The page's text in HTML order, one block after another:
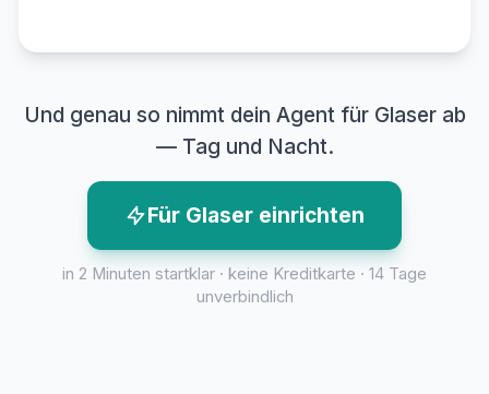
Und genau so nimmt dein Agent für Glaser ab
— Tag und Nacht.
Für Glaser einrichten
in 2 Minuten startklar · keine Kreditkarte · 14 Tage
unverbindlich